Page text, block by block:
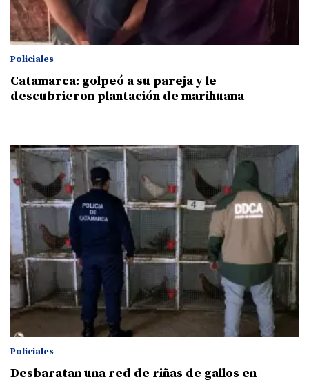
Policiales
Catamarca: golpeó a su pareja y le
descubrieron plantación de marihuana
Policiales
Desbaratan una red de riñas de gallos en